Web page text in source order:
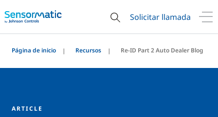
Solicitar llamada
Página de inicio Recursos Re-ID Part 2 Auto Dealer Blog
ARTICLE